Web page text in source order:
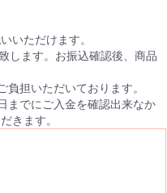
アレンジメントのご
へヤマト便にて配
祝い用アレンジメン
東田町に配達いたし
演用アレンジメント
崎区へヤマト便にて
束のご注文をいただ
配送いたしまし
用アレンジメントの
央に配達いたしま
いただけます。
します。お振込確認後、商品
担いただいております。
までにご入金を確認出来なか
きます。